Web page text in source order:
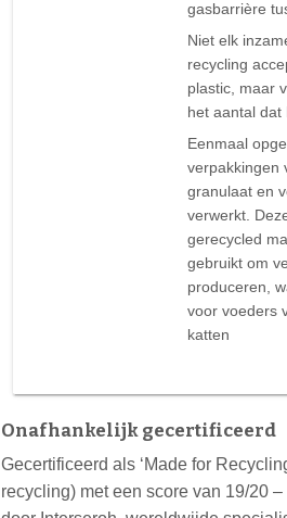
gasbarrière
Niet elk
recycling
plastic, maar
het aantal
Eenmaal
verpakkingen
granulaat en
verwerkt.
gerecycled
gebruikt om
produceren,
voor voeders
katten
Onafhankelijk gecertificeerd
Gecertificeerd als ‘Made for
recycling) met een score van 19/20 –